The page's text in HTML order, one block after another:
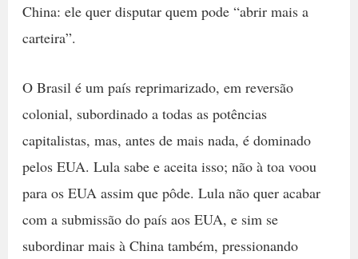
China: ele quer disputar quem pode “abrir mais a
carteira”.
O Brasil é um país reprimarizado, em reversão
colonial, subordinado a todas as potências
capitalistas, mas, antes de mais nada, é dominado
pelos EUA. Lula sabe e aceita isso; não à toa voou
para os EUA assim que pôde. Lula não quer acabar
com a submissão do país aos EUA, e sim se
subordinar mais à China também, pressionando